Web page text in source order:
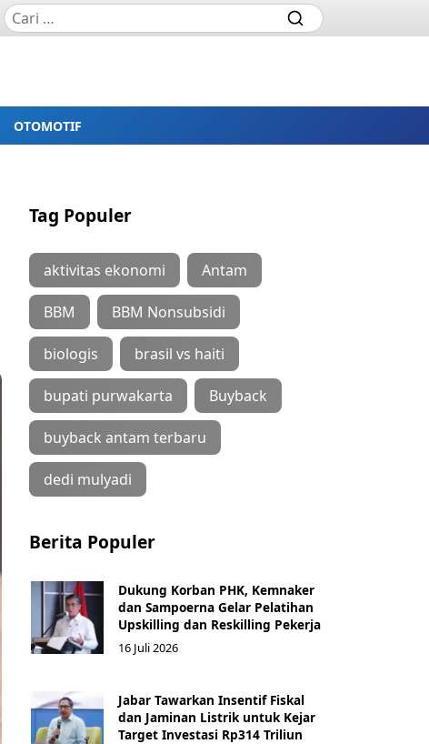
OTOMOTIF
Tag Populer
aktivitas ekonomi Antam
BBM BBM Nonsubsidi
biologis brasil vs haiti
bupati purwakarta Buyback
buyback antam terbaru
dedi mulyadi
Berita Populer
Dukung Korban PHK, Kemnaker
dan Sampoerna Gelar Pelatihan
Upskilling dan Reskilling Pekerja
16 Juli 2026
Jabar Tawarkan Insentif Fiskal
dan Jaminan Listrik untuk Kejar
Target Investasi Rp314 Triliun